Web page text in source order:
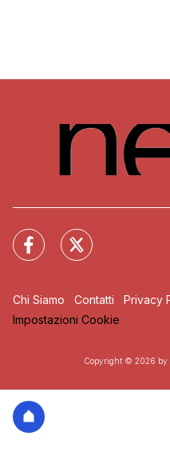
Chi Siamo Contatti Privacy
Impostazioni Cookie
Copyright © 2026 by